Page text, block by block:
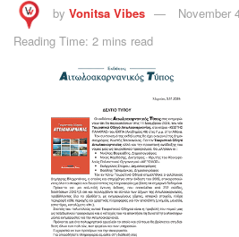
by Vonitsa Vibes
November
Reading Time: 2 mins read